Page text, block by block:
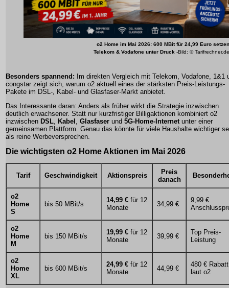
o2 Home im Mai 2026: 600 MBit für 24,99 Euro setzen
Telekom & Vodafone unter Druck -Bild: © Tarifrechner.de
Besonders spannend: Im direkten Vergleich mit Telekom, Vodafone, 1&1
congstar zeigt sich, warum o2 aktuell eines der stärksten Preis-Leistungs-
Pakete im DSL-, Kabel- und Glasfaser-Markt anbietet.
Das Interessante daran: Anders als früher wirkt die Strategie inzwischen
deutlich erwachsener. Statt nur kurzfristiger Billigaktionen kombiniert o2
inzwischen DSL, Kabel , Glasfaser und 5G-Home-Internetunter einer
gemeinsamen Plattform. Genau das könnte für viele Haushalte wichtiger
als reine Werbeversprechen.
Die wichtigsten o2 Home Aktionen im Mai 2026
Tarif Geschwindigkeit Aktionspreis
Preis
danach
o2
Home
S
bis 50 MBit/s
14,99 € für 12
Monate
34,99 €
9,99 €
o2
Home
M
bis 150 MBit/s
19,99 € für 12
Monate
39,99 €
Top Preis-
Leistung
o2
Home
XL
bis 600 MBit/s
24,99 € für 12
Monate
44,99 €
480 € Rabatt
laut o2